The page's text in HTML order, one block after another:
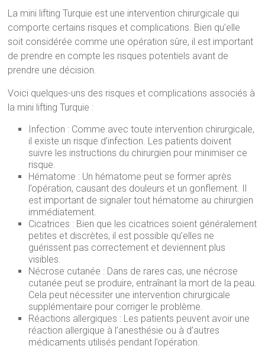
La mini lifting Turquie est une intervention chirurgicale qui
comporte certains risques et complications. Bien qu’elle
soit considérée comme une opération sûre, il est important
de prendre en compte les risques potentiels avant de
prendre une décision.
Voici quelques-uns des risques et complications associés à
la mini lifting Turquie :
Infection : Comme avec toute intervention chirurgicale,
il existe un risque d’infection. Les patients doivent
suivre les instructions du chirurgien pour minimiser ce
risque.
Hématome : Un hématome peut se former après
l’opération, causant des douleurs et un gonflement. Il
est important de signaler tout hématome au chirurgien
immédiatement.
Cicatrices : Bien que les cicatrices soient généralement
petites et discrètes, il est possible qu’elles ne
guérissent pas correctement et deviennent plus
visibles.
Nécrose cutanée : Dans de rares cas, une nécrose
cutanée peut se produire, entraînant la mort de la peau.
Cela peut nécessiter une intervention chirurgicale
supplémentaire pour corriger le problème.
Réactions allergiques : Les patients peuvent avoir une
réaction allergique à l’anesthésie ou à d’autres
médicaments utilisés pendant l’opération.